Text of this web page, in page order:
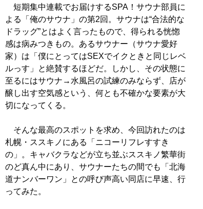
短期集中連載でお届けするSPA！サウナ部員に
よる「俺のサウナ」の第2回。サウナは“合法的な
ドラッグ”とはよく言ったもので、得られる恍惚
感は病みつきもの。あるサウナー（サウナ愛好
家）は「僕にとってはSEXでイクときと同じレベ
ルっす」と絶賛するほどだ。しかし、その状態に
至るにはサウナ→水風呂の試練のみならず、店が
醸し出す空気感という、何とも不確かな要素が大
切になってくる。
そんな最高のスポットを求め、今回訪れたのは
札幌・ススキノにある「ニコーリフレすすき
の」。キャバクラなどが立ち並ぶススキノ繁華街
のど真ん中にあり、サウナーたちの間でも「北海
道ナンバーワン」との呼び声高い同店に早速、行
ってみた。